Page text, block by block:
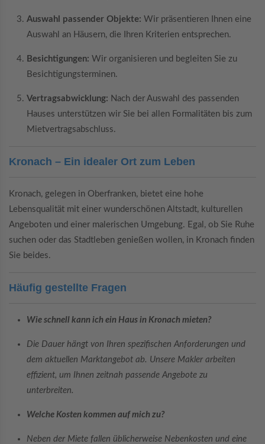
Auswahl passender Objekte: Wir präsentieren Ihnen eine
Auswahl an Häusern, die Ihren Kriterien entsprechen.
Besichtigungen: Wir organisieren und begleiten Sie zu
Besichtigungsterminen.
Vertragsabwicklung: Nach der Auswahl des passenden
Hauses unterstützen wir Sie bei allen Formalitäten bis zum
Mietvertragsabschluss.
Kronach – Ein idealer Ort zum Leben
Kronach, gelegen in Oberfranken, bietet eine hohe
Lebensqualität mit einer wunderschönen Altstadt, kulturellen
Angeboten und einer malerischen Umgebung. Egal, ob Sie Ruhe
suchen oder das Stadtleben genießen wollen, in Kronach finden
Sie beides.
Häufig gestellte Fragen
Wie schnell kann ich ein Haus in Kronach mieten?
Die Dauer hängt von Ihren spezifischen Anforderungen und
dem aktuellen Marktangebot ab. Unsere Makler arbeiten
effizient, um Ihnen zeitnah passende Angebote zu
unterbreiten.
Welche Kosten kommen auf mich zu?
Neben der Miete fallen üblicherweise Nebenkosten und eine